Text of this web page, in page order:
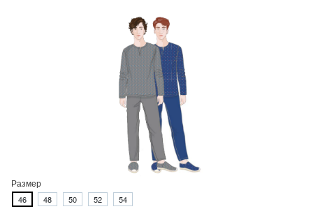
Размер
46 48 50 52 54